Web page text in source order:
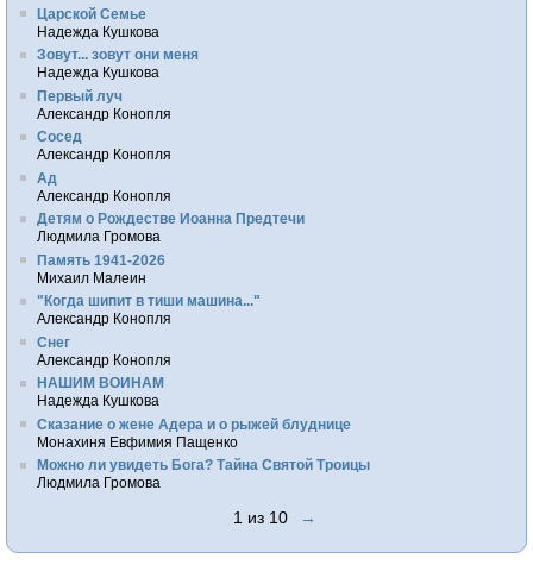
Царской Семье
Надежда Кушкова
Зовут... зовут они меня
Надежда Кушкова
Первый луч
Александр Конопля
Сосед
Александр Конопля
Ад
Александр Конопля
Детям о Рождестве Иоанна Предтечи
Людмила Громова
Память 1941-2026
Михаил Малеин
"Когда шипит в тиши машина..."
Александр Конопля
Снег
Александр Конопля
НАШИМ ВОИНАМ
Надежда Кушкова
Сказание о жене Адера и о рыжей блуднице
Монахиня Евфимия Пащенко
Можно ли увидеть Бога? Тайна Святой Троицы
Людмила Громова
1 из 10 →